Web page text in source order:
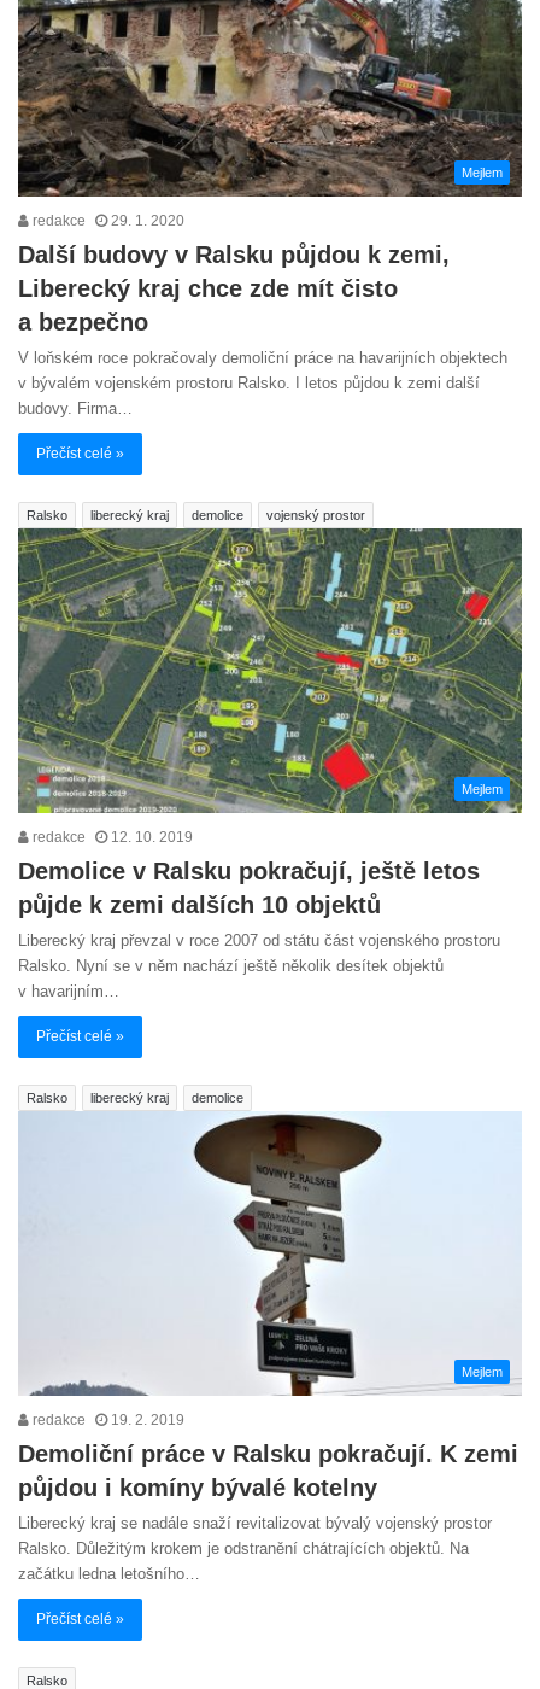
Mejlem
redakce 29. 1. 2020
Další budovy v Ralsku půjdou k zemi,
Liberecký kraj chce zde mít čisto
a bezpečno
V loňském roce pokračovaly demoliční práce na havarijních objektech
v bývalém vojenském prostoru Ralsko. I letos půjdou k zemi další
budovy. Firma…
Přečíst celé »
Ralsko liberecký kraj demolice vojenský prostor
Mejlem
redakce 12. 10. 2019
Demolice v Ralsku pokračují, ještě letos
půjde k zemi dalších 10 objektů
Liberecký kraj převzal v roce 2007 od státu část vojenského prostoru
Ralsko. Nyní se v něm nachází ještě několik desítek objektů
v havarijním…
Přečíst celé »
Ralsko liberecký kraj demolice
Mejlem
redakce 19. 2. 2019
Demoliční práce v Ralsku pokračují. K zemi
půjdou i komíny bývalé kotelny
Liberecký kraj se nadále snaží revitalizovat bývalý vojenský prostor
Ralsko. Důležitým krokem je odstranění chátrajících objektů. Na
začátku ledna letošního…
Přečíst celé »
Ralsko